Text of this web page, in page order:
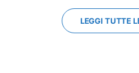
LEGGI TUTTE